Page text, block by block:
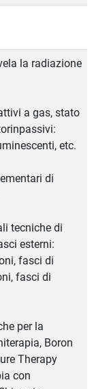
la radiazione
a gas, stato
etc.
di
tecniche di
esterni:
fasci di
fasci di
per la
Boron
Therapy
con